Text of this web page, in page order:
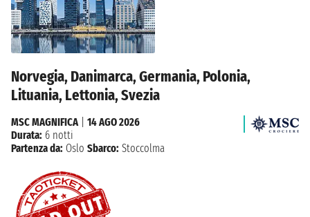
Norvegia, Danimarca, Germania, Polonia,
Lituania, Lettonia, Svezia
MSC MAGNIFICA| 14 AGO 2026
Durata: 6 notti
Partenza da: Oslo Sbarco: Stoccolma